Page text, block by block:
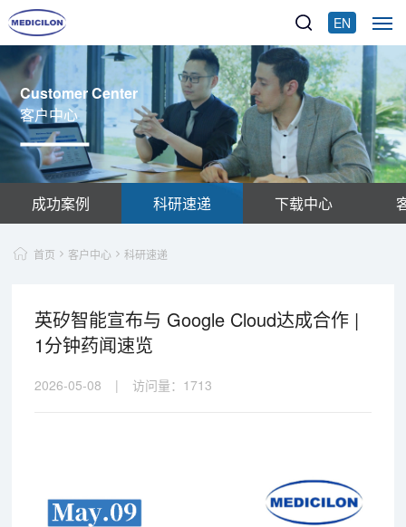
EN
Customer Center
客户中心
成功案例 科研速递 下载中心
首页 客户中心 科研速递
英矽智能宣布与 Google Cloud达成合作 |
1分钟药闻速览
2026-05-08 | 访问量： 1713